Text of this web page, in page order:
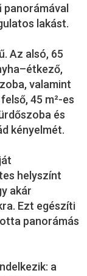
lakást.
Az alsó, 65
valamint
45 m²-es
és
kényelmét.
helyszínt
akár
Ezt egészíti
panorámás
a